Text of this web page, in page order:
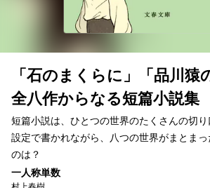
「石のまくらに」「品川猿
全八作からなる短篇小説集
短篇小説は、ひとつの世界のたくさんの切
設定で書かれながら、八つの世界がまとま
のは？
一人称単数